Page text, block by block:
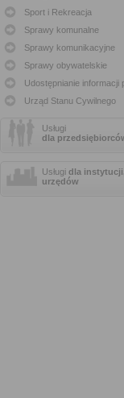
Sport i Rekreacja
Sprawy komunalne
Sprawy komunikacyjne
Sprawy obywatelskie
Udostępnianie informacji
Urząd Stanu Cywilnego
Usługi
dla
Usługi dla instytucji,
urzędów